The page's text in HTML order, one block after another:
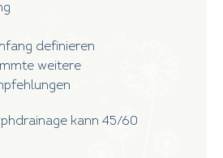
definieren
weitere
kann 45/60